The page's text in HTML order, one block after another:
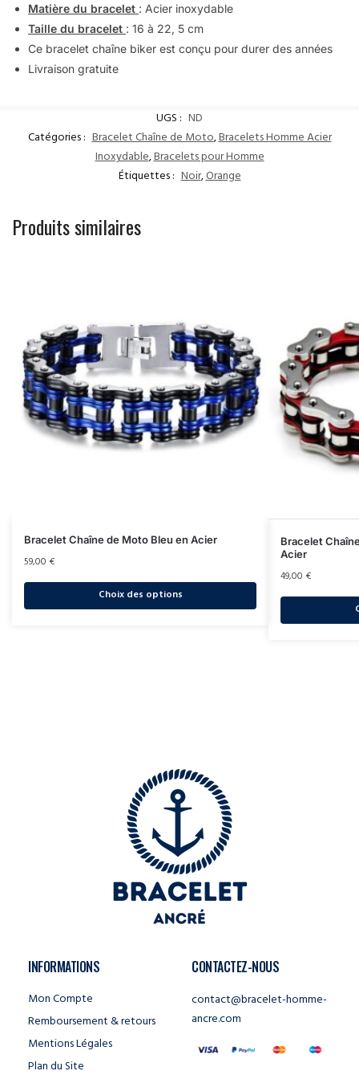
Matière du bracelet : Acier inoxydable
Taille du bracelet : 16 à 22, 5 cm
Ce bracelet chaîne biker est conçu pour durer des années
Livraison gratuite
UGS : ND
Catégories : Bracelet Chaîne de Moto,Bracelets Homme Acier
Inoxydable,Bracelets pour Homme
Étiquettes : Noir,Orange
Produits similaires
Bracelet Chaîne de Moto Bleu en Acier
59,00 €
Choix des options
Bracelet
Acier
49,00 €
INFORMATIONS
Mon Compte
Remboursement & retours
Mentions Légales
Plan du Site
CONTACTEZ-NOUS
contact@bracelet-homme-
ancre.com